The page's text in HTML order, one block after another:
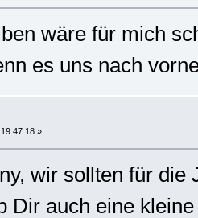
wäre für mich
es uns nach
»
wir sollten für
Dir auch eine